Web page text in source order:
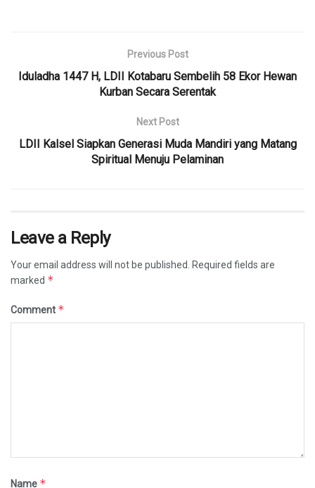
Previous Post
Iduladha 1447 H, LDII Kotabaru Sembelih 58 Ekor Hewan
Kurban Secara Serentak
Next Post
LDII Kalsel Siapkan Generasi Muda Mandiri yang Matang
Spiritual Menuju Pelaminan
Leave a Reply
Your email address will not be published. Required fields are
marked *
Comment *
Name *